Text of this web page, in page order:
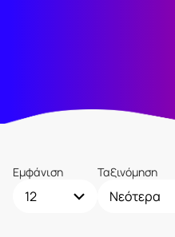
Εμφάνιση Ταξινόμηση